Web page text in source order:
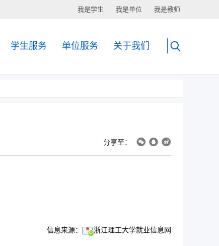
我是学生 我是单位 我是教师
学生服务 单位服务 关于我们
分享至：
信息来源： 浙江理工大学就业信息网